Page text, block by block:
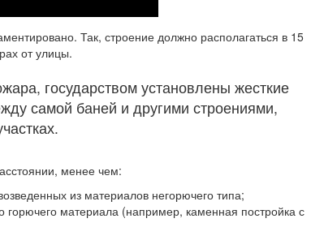
Так, строение должно располагаться в 15
от улицы.
государством установлены жесткие
самой баней и другими строениями,
менее чем:
из материалов негорючего типа;
горючего материала (например, каменная постройка с